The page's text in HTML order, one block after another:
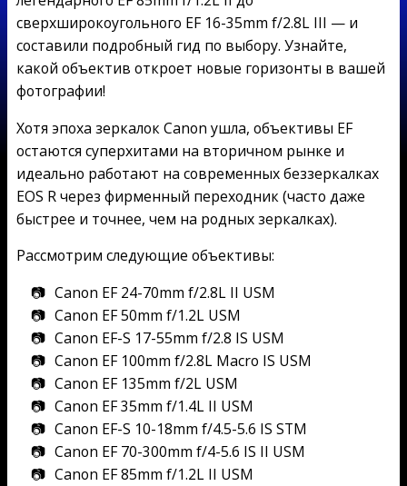
сверхширокоугольного EF 16-35mm f/2.8L III — и
составили подробный гид по выбору. Узнайте,
какой объектив откроет новые горизонты в вашей
фотографии!
Хотя эпоха зеркалок Canon ушла, объективы EF
остаются суперхитами на вторичном рынке и
идеально работают на современных беззеркалках
EOS R через фирменный переходник (часто даже
быстрее и точнее, чем на родных зеркалках).
Рассмотрим следующие объективы:
Canon EF 24-70mm f/2.8L II USM
Canon EF 50mm f/1.2L USM
Canon EF-S 17-55mm f/2.8 IS USM
Canon EF 100mm f/2.8L Macro IS USM
Canon EF 135mm f/2L USM
Canon EF 35mm f/1.4L II USM
Canon EF-S 10-18mm f/4.5-5.6 IS STM
Canon EF 70-300mm f/4-5.6 IS II USM
Canon EF 85mm f/1.2L II USM